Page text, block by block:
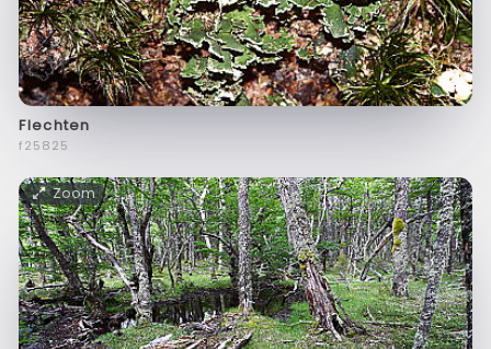
Flechten
f25825
Zoom